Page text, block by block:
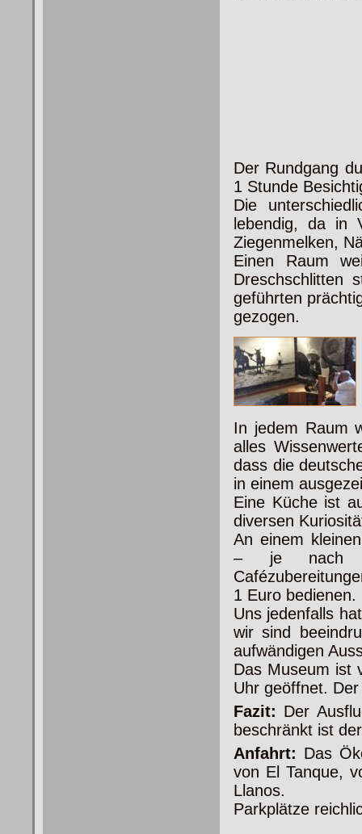
Der Rundgang
1 Stunde
Die
lebendig, da in
Ziegenmelken,
Einen Raum
Dreschschlitten
geführten
gezogen.
In jedem Raum
alles
dass die
in einem
Eine Küche ist
diversen
An einem
– je nach
1 Euro bedienen.
Uns jedenfalls
wir sind
aufwändigen
Das Museum ist
Uhr geöffnet.
Fazit: Der
beschränkt ist
Anfahrt: Das
von El Tanque,
Llanos.
Parkplätze